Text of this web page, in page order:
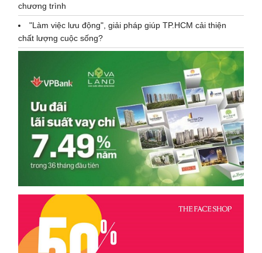
chương trình
"Làm việc lưu động", giải pháp giúp TP.HCM cải thiện
chất lượng cuộc sống?